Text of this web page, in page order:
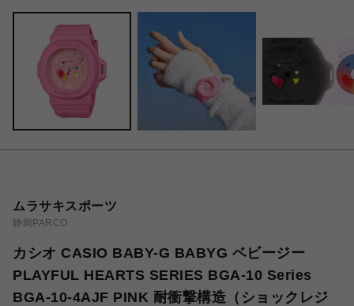
ムラサキスポーツ
静岡PARCO
カシオ CASIO BABY-G BABYG ベビージー
PLAYFUL HEARTS SERIES BGA-10 Series
BGA-10-4AJF PINK 耐衝撃構造（ショックレジ